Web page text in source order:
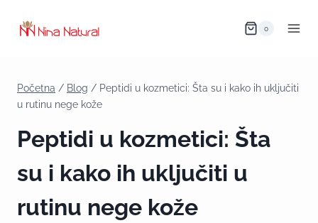
0
Početna / Blog / Peptidi u kozmetici: Šta su i kako ih uključiti
u rutinu nege kože
Peptidi u kozmetici: Šta
su i kako ih uključiti u
rutinu nege kože